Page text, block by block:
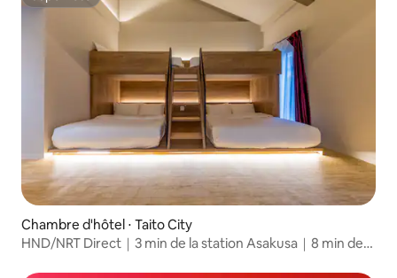
Chambre d'hôtel ⋅ Taito City
HND/NRT Direct｜3 min de la station Asakusa｜8 min de